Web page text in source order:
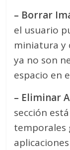
– Borrar
el usuario
miniatura y
ya no son
espacio en
– Eliminar
sección
temporales